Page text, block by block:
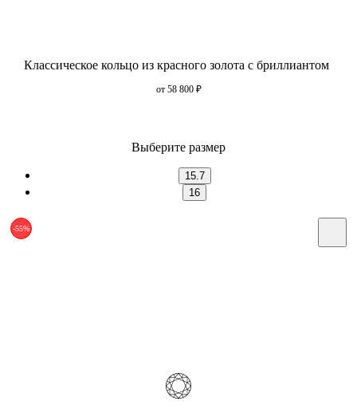
Классическое кольцо из красного золота с бриллиантом
от 58 800 ₽
Выберите размер
15.7
16
-55%